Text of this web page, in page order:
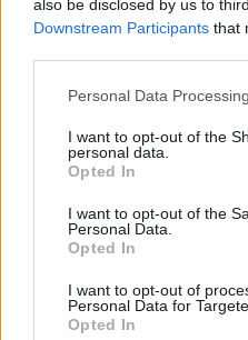
also be disclosed by us to
Downstream Participants that
Personal Data
I want to opt-out of the
personal data.
Opted In
I want to opt-out of the
Personal Data.
Opted In
I want to opt-out of
Personal Data for
Opted In
Νέα
πρέπει να
Αυτά είναι
6 Αυγούστου
Σύκο: Το
ίσως να μην